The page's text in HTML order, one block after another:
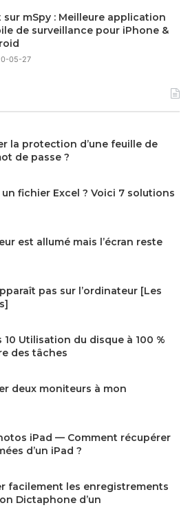
sur mSpy : Meilleure application
de surveillance pour iPhone &
05-27
la protection d’une feuille de
de passe ?
fichier Excel ? Voici 7 solutions
est allumé mais l’écran reste
pas sur l’ordinateur [Les
10 Utilisation du disque à 100 %
des tâches
deux moniteurs à mon
iPad — Comment récupérer
d’un iPad ?
facilement les enregistrements
Dictaphone d’un